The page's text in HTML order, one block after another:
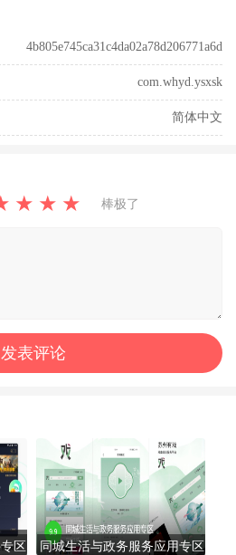
4b805e745ca31c4da02a78d206771a6d
com.whyd.ysxsk
简体中文
★ ★ ★ 棒极了
区 同城生活与政务服务应用专区